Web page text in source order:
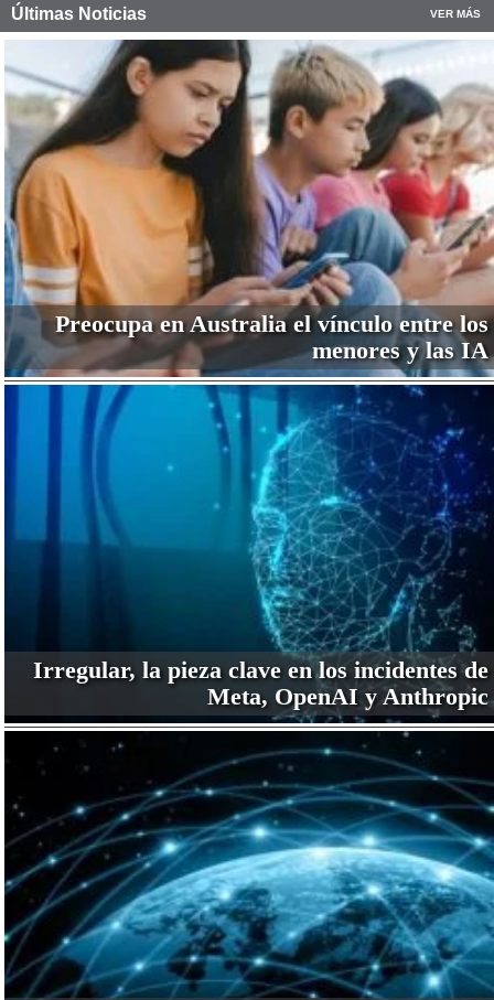
Últimas Noticias VER MÁS
Preocupa en Australia el vínculo entre los
menores y las IA
Irregular, la pieza clave en los incidentes de
Meta, OpenAI y Anthropic